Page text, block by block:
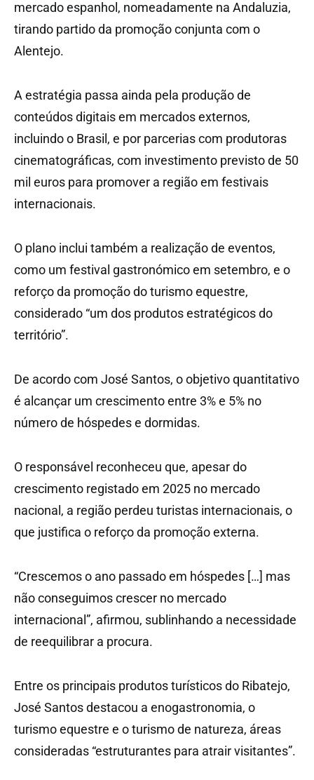
mercado espanhol, nomeadamente na Andaluzia,
tirando partido da promoção conjunta com o
Alentejo.
A estratégia passa ainda pela produção de
conteúdos digitais em mercados externos,
incluindo o Brasil, e por parcerias com produtoras
cinematográficas, com investimento previsto de 50
mil euros para promover a região em festivais
internacionais.
O plano inclui também a realização de eventos,
como um festival gastronómico em setembro, e o
reforço da promoção do turismo equestre,
considerado “um dos produtos estratégicos do
território”.
De acordo com José Santos, o objetivo quantitativo
é alcançar um crescimento entre 3% e 5% no
número de hóspedes e dormidas.
O responsável reconheceu que, apesar do
crescimento registado em 2025 no mercado
nacional, a região perdeu turistas internacionais, o
que justifica o reforço da promoção externa.
“Crescemos o ano passado em hóspedes […] mas
não conseguimos crescer no mercado
internacional”, afirmou, sublinhando a necessidade
de reequilibrar a procura.
Entre os principais produtos turísticos do Ribatejo,
José Santos destacou a enogastronomia, o
turismo equestre e o turismo de natureza, áreas
consideradas “estruturantes para atrair visitantes”.